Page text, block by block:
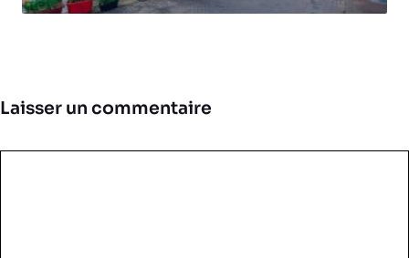
Laisser un commentaire